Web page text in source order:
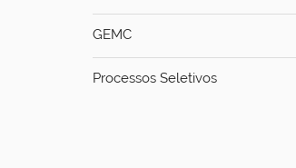
GEMC
Processos Seletivos